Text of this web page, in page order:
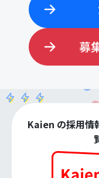
募
Kaien の採用情